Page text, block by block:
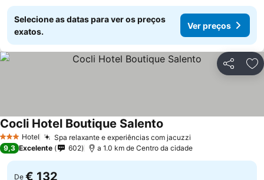
Selecione as datas para ver os preços
exatos.
Ver preços
Partilhar
3 EstrelasHotel Spa relaxante e experiências com jacuzzi
Cocli Hotel Boutique Salento
9,3 Excelente 602 a 1.0 km de Centro da cidade
De € 132